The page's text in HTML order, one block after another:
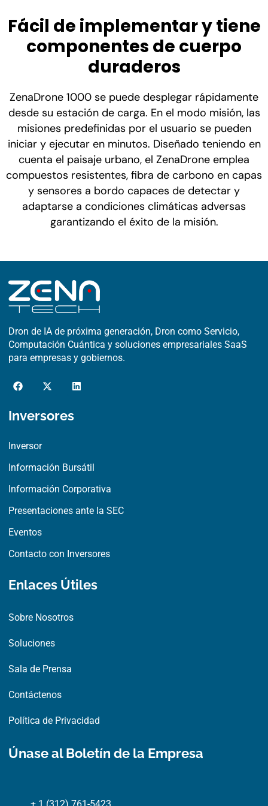
Fácil de implementar y tiene
componentes de cuerpo
duraderos
ZenaDrone 1000 se puede desplegar rápidamente
desde su estación de carga. En el modo misión, las
misiones predefinidas por el usuario se pueden
iniciar y ejecutar en minutos. Diseñado teniendo en
cuenta el paisaje urbano, el ZenaDrone emplea
compuestos resistentes, fibra de carbono en capas
y sensores a bordo capaces de detectar y
adaptarse a condiciones climáticas adversas
garantizando el éxito de la misión.
Dron de IA de próxima generación, Dron como Servicio,
Computación Cuántica y soluciones empresariales SaaS
para empresas y gobiernos.
F
a
b
k
X
-
i
L
i
Inversores
Inversor
Información Bursátil
Información Corporativa
Presentaciones ante la SEC
Eventos
Contacto con Inversores
Enlaces Útiles
Sobre Nosotros
Soluciones
Sala de Prensa
Contáctenos
Política de Privacidad
Únase al Boletín de la Empresa